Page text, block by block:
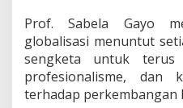
P
e
e
Prof. Sabela Gayo
globalisasi menuntut
sengketa untuk terus
profesionalisme, dan
terhadap perkembangan